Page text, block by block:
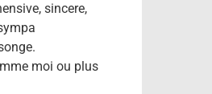
sincere,
moi ou plus